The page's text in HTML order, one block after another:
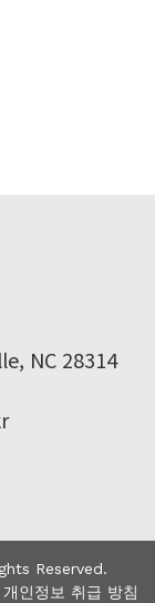
NC 28314
Reserved.
개인정보 취급 방침